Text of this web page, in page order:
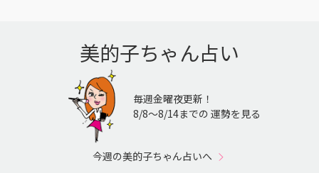
美的子ちゃん占い
毎週金曜夜更新！
8/8〜8/14までの 運勢を見る
今週の美的子ちゃん占いへ